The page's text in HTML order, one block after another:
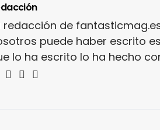
redacción de
puede haber escrito
lo ha escrito lo ha hecho